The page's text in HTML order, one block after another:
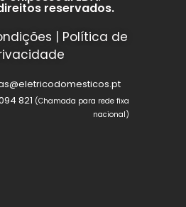
reservados.
| Política de
821 (Chamada para rede fixa
nacional)